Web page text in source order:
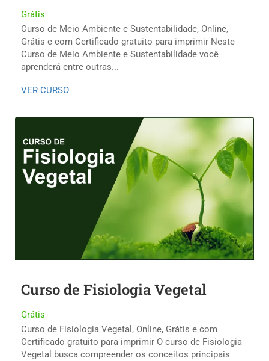
Grátis
Curso de Meio Ambiente e Sustentabilidade, Online,
Grátis e com Certificado gratuito para imprimir Neste
Curso de Meio Ambiente e Sustentabilidade você
aprenderá entre outras...
VER CURSO
Curso de Fisiologia Vegetal
Grátis
Curso de Fisiologia Vegetal, Online, Grátis e com
Certificado gratuito para imprimir O curso de Fisiologia
Vegetal busca compreender os conceitos principais